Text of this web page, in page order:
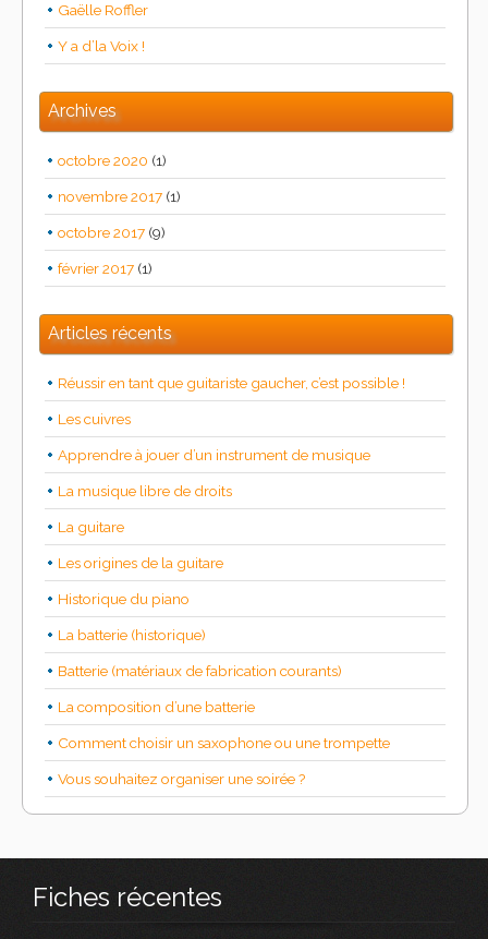
Gaëlle Roffler
Y a d’la Voix !
Archives
octobre 2020 (1)
novembre 2017 (1)
octobre 2017 (9)
février 2017 (1)
Articles récents
Réussir en tant que guitariste gaucher, c’est possible !
Les cuivres
Apprendre à jouer d’un instrument de musique
La musique libre de droits
La guitare
Les origines de la guitare
Historique du piano
La batterie (historique)
Batterie (matériaux de fabrication courants)
La composition d’une batterie
Comment choisir un saxophone ou une trompette
Vous souhaitez organiser une soirée ?
Fiches récentes